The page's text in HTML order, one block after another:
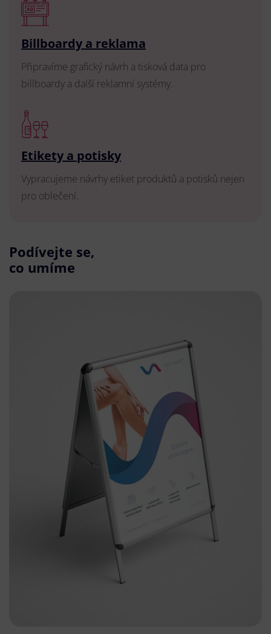
Billboardy a reklama
Připravíme grafický návrh a tisková data pro
billboardy a další reklamní systémy.
Etikety a potisky
Vypracujeme návrhy etiket produktů a potisků nejen
pro oblečení.
Podívejte se,
co umíme